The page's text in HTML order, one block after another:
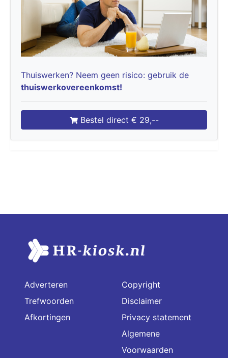
Thuiswerken? Neem geen risico: gebruik de
thuiswerkovereenkomst!
Bestel direct € 29,--
Adverteren
Trefwoorden
Afkortingen
Copyright
Disclaimer
Privacy statement
Algemene
Voorwaarden